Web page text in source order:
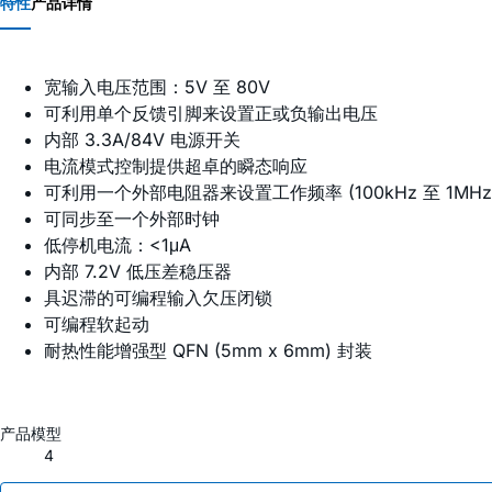
宽输入电压范围：5V 至 80V
可利用单个反馈引脚来设置正或负输出电压
内部 3.3A/84V 电源开关
电流模式控制提供超卓的瞬态响应
可利用一个外部电阻器来设置工作频率 (100kHz 至
可同步至一个外部时钟
低停机电流：<1μA
内部 7.2V 低压差稳压器
具迟滞的可编程输入欠压闭锁
可编程软起动
耐热性能增强型 QFN (5mm x 6mm) 封装
产品模型
4